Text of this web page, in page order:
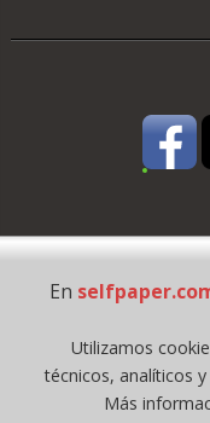
Pago
Todos
©selfpaper.com, y las webs
En
Utilizamos
técnicos, analíticos
Más